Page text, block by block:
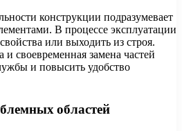
конструкции подразумевает
В процессе эксплуатации
или выходить из строя.
и своевременная замена частей
и повысить удобство
областей